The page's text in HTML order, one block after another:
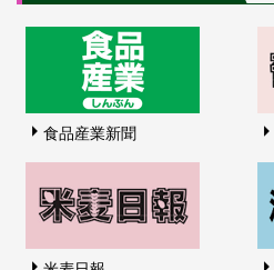
食品産業新聞